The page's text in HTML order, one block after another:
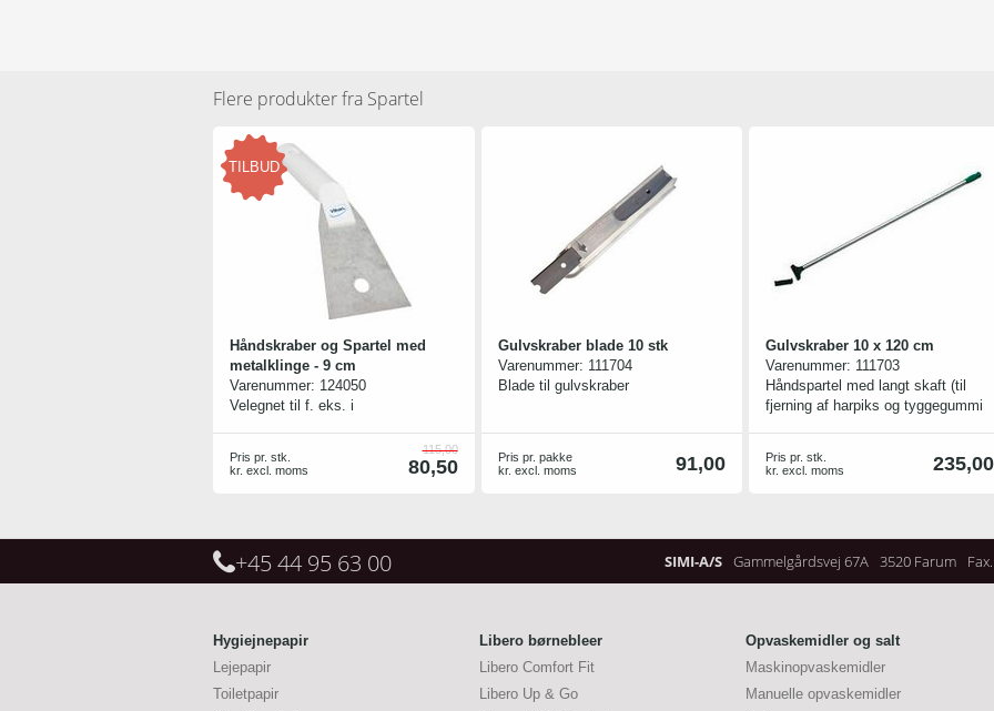
Flere produkter fra Spartel
TILBUD
Håndskraber og Spartel med
metalklinge - 9 cm
Varenummer: 124050
Velegnet til f. eks. i
115,00
80,50
Pris pr. stk.
kr. excl. moms
Gulvskraber blade 10 stk
Varenummer: 111704
Blade til gulvskraber
91,00
Pris pr. pakke
kr. excl. moms
Gulvskraber 10 x 120 cm
Varenummer: 111703
Håndspartel med langt skaft (til
fjerning af harpiks og tyggegummi
235,00
Pris pr. stk.
kr. excl. moms
+45 44 95 63 00 3520 Farum
Gammelgårdsvej 67A
SIMI-A/S
Hygiejnepapir
Lejepapir
Toiletpapir
Libero børnebleer
Libero Comfort Fit
Libero Up & Go
Opvaskemidler og salt
Maskinopvaskemidler
Manuelle opvaskemidler